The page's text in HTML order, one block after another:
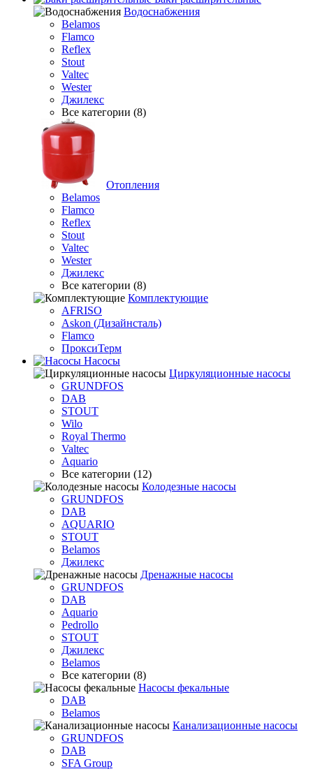
Водоснабжения
Belamos
Flamco
Reflex
Stout
Valtec
Wester
Джилекс
Все категории (8)
Отопления
Belamos
Flamco
Reflex
Stout
Valtec
Wester
Джилекс
Все категории (8)
Комплектующие
AFRISO
Askon (Дизайнсталь)
Flamco
ПроксиТерм
Насосы
Циркуляционные насосы
GRUNDFOS
DAB
STOUT
Wilo
Royal Thermo
Valtec
Aquario
Все категории (12)
Колодезные насосы
GRUNDFOS
DAB
AQUARIO
STOUT
Belamos
Джилекс
Дренажные насосы
GRUNDFOS
DAB
Aquario
Pedrollo
STOUT
Джилекс
Belamos
Все категории (8)
Насосы фекальные
DAB
Belamos
Канализационные насосы
GRUNDFOS
DAB
SFA Group